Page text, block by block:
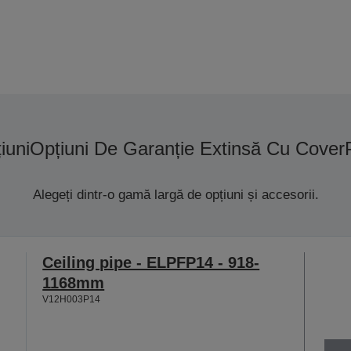
Opțiuni De Garanție Extinsă Cu
Alegeți dintr-o gamă largă de opțiuni și accesorii.
Ceiling pipe - ELPFP14 - 918-
1168mm
V12H003P14